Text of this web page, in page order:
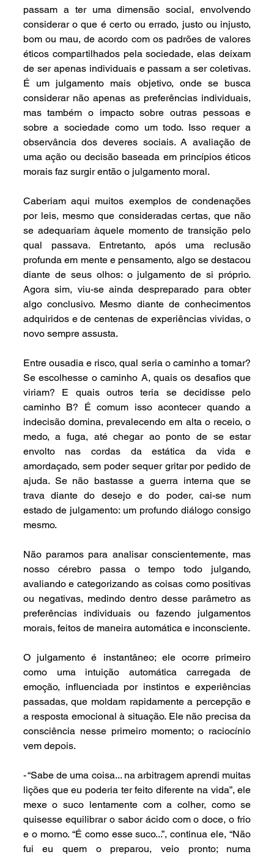
passam a ter uma dimensão social, envolvendo
considerar o que é certo ou errado, justo ou injusto,
bom ou mau, de acordo com os padrões de valores
éticos compartilhados pela sociedade, elas deixam
de ser apenas individuais e passam a ser coletivas.
É um julgamento mais objetivo, onde se busca
considerar não apenas as preferências individuais,
mas também o impacto sobre outras pessoas e
sobre a sociedade como um todo. Isso requer a
observância dos deveres sociais. A avaliação de
uma ação ou decisão baseada em princípios éticos
morais faz surgir então o julgamento moral.
Caberiam aqui muitos exemplos de condenações
por leis, mesmo que consideradas certas, que não
se adequariam àquele momento de transição pelo
qual passava. Entretanto, após uma reclusão
profunda em mente e pensamento, algo se destacou
diante de seus olhos: o julgamento de si próprio.
Agora sim, viu-se ainda despreparado para obter
algo conclusivo. Mesmo diante de conhecimentos
adquiridos e de centenas de experiências vividas, o
novo sempre assusta.
Entre ousadia e risco, qual seria o caminho a tomar?
Se escolhesse o caminho A, quais os desafios que
viriam? E quais outros teria se decidisse pelo
caminho B? É comum isso acontecer quando a
indecisão domina, prevalecendo em alta o receio, o
medo, a fuga, até chegar ao ponto de se estar
envolto nas cordas da estática da vida e
amordaçado, sem poder sequer gritar por pedido de
ajuda. Se não bastasse a guerra interna que se
trava diante do desejo e do poder, cai-se num
estado de julgamento: um profundo diálogo consigo
mesmo.
Não paramos para analisar conscientemente, mas
nosso cérebro passa o tempo todo julgando,
avaliando e categorizando as coisas como positivas
ou negativas, medindo dentro desse parâmetro as
preferências individuais ou fazendo julgamentos
morais, feitos de maneira automática e inconsciente.
O julgamento é instantâneo; ele ocorre primeiro
como uma intuição automática carregada de
emoção, influenciada por instintos e experiências
passadas, que moldam rapidamente a percepção e
a resposta emocional à situação. Ele não precisa da
consciência nesse primeiro momento; o raciocínio
vem depois.
- “Sabe de uma coisa... na arbitragem aprendi muitas
lições que eu poderia ter feito diferente na vida”, ele
mexe o suco lentamente com a colher, como se
quisesse equilibrar o sabor ácido com o doce, o frio
e o morno. “É como esse suco...”, continua ele, “Não
fui eu quem o preparou, veio pronto; numa